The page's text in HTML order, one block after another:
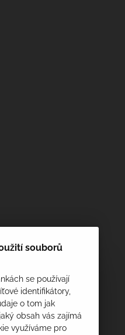
souborů
se používají
identifikátory,
o tom jak
obsah vás zajímá
využíváme pro